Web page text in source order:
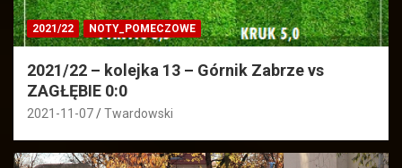
2021/22 NOTY_POMECZOWE
2021/22 – kolejka 13 – Górnik Zabrze vs
ZAGŁĘBIE 0:0
2021-11-07 Twardowski